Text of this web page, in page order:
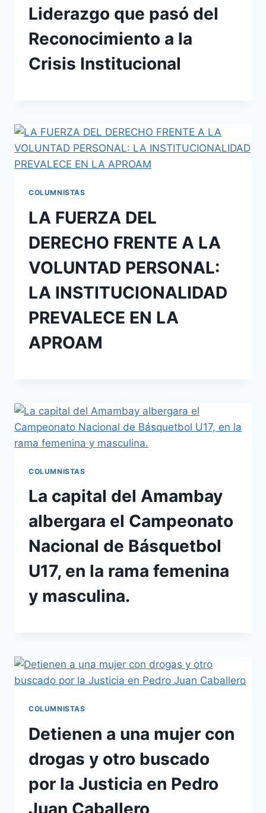
Liderazgo que pasó del
Reconocimiento a la
Crisis Institucional
COLUMNISTAS
LA FUERZA DEL
DERECHO FRENTE A LA
VOLUNTAD PERSONAL:
LA INSTITUCIONALIDAD
PREVALECE EN LA
APROAM
COLUMNISTAS
La capital del Amambay
albergara el Campeonato
Nacional de Básquetbol
U17, en la rama femenina
y masculina.
COLUMNISTAS
Detienen a una mujer con
drogas y otro buscado
por la Justicia en Pedro